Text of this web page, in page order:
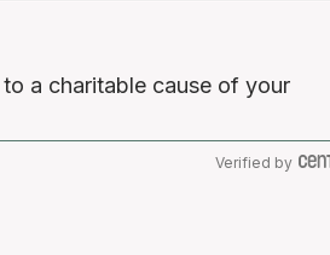
a charitable cause of your
Verified by